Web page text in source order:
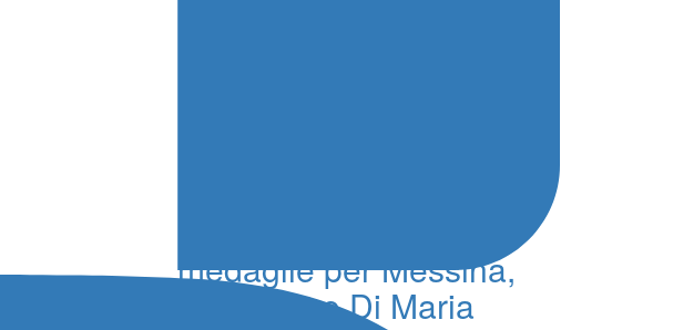
medaglie per Messina,
Catalano e Di Maria